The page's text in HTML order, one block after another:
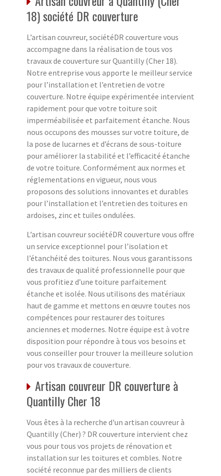
18) société DR couverture
L’artisan couvreur, sociétéDR couverture vous
accompagne dans la réalisation de tous vos
travaux de couverture sur Quantilly (Cher 18).
Notre entreprise vous apporte le meilleur service
pour l’installation et l’entretien de votre
couverture. Notre équipe expérimentée intervient
rapidement pour que votre toiture soit
imperméabilisée et parfaitement étanche. Nous
nous occupons des mousses sur votre toiture, de
la pose de lucarnes et d’écrans de sous-toiture
pour améliorer la stabilité et l’efficacité étanche
de votre toiture. Conformément aux normes et
réglementations en vigueur, nous vous
proposons des solutions innovantes et durables
pour l’installation et l’entretien des toitures en
ardoises, zinc et tuiles ondulées.
L’artisan couvreur sociétéDR couverture vous offre
un service exceptionnel pour l’isolation et
l’étanchéité des toitures. Nous vous garantissons
des travaux de qualité professionnelle pour que
vous profitiez d’une toiture parfaitement
étanche et isolée. Nous utilisons des matériaux
haut de gamme et mettons en œuvre toutes nos
compétences pour restaurer des toitures
anciennes et modernes. Notre équipe est à votre
disposition pour répondre à tous vos besoins et
vous conseiller pour trouver la meilleure solution
pour vos travaux de couverture.
Artisan couvreur DR couverture à
Quantilly Cher 18
Vous êtes à la recherche d'un artisan couvreur à
Quantilly (Cher) ? DR couverture intervient chez
vous pour tous vos projets de rénovation et
installation sur les toitures et combles. Notre
société reconnue par des milliers de clients